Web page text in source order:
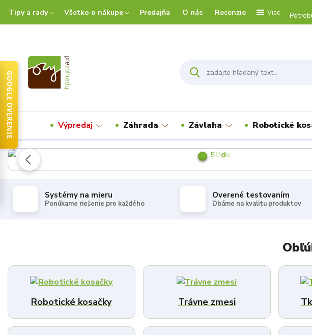
Tipy a rady Všetko o nákupe Predajňa O nás Recenzie Viac
Výpredaj Záhrada Závlaha Robotické
Systémy na mieru
Ponúkame riešenie pre každého
Overené testovaním
Dbáme na kvalitu produktov
Robotické kosačky Trávne zmesi
GOOGLE OVERENIE